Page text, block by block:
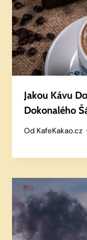
Jakou Kávu
Dokonalého
Od KafeKakao.cz